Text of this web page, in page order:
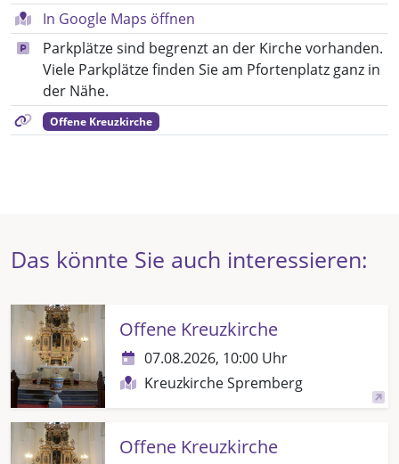
In Google Maps öffnen
Parkplätze sind begrenzt an der Kirche vorhanden.
Viele Parkplätze finden Sie am Pfortenplatz ganz in
der Nähe.
Offene Kreuzkirche
Das könnte Sie auch interessieren:
Offene Kreuzkirche
07.08.2026, 10:00 Uhr
Kreuzkirche Spremberg
Offene Kreuzkirche